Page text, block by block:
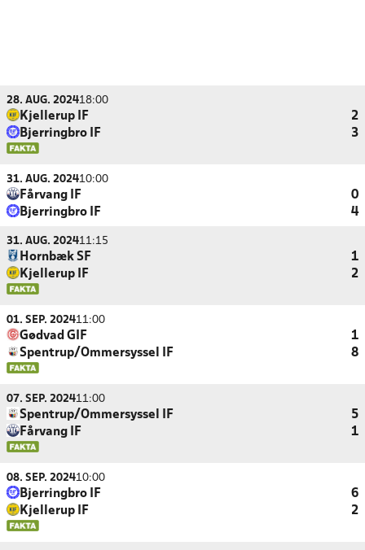
28. AUG. 202418:00
Kjellerup IF
2
Bjerringbro IF
3
31. AUG. 202410:00
Fårvang IF
0
Bjerringbro IF
4
31. AUG. 202411:15
Hornbæk SF
1
Kjellerup IF
2
01. SEP. 202411:00
Gødvad GIF
1
Spentrup/Ommersyssel IF
8
07. SEP. 202411:00
Spentrup/Ommersyssel IF
5
Fårvang IF
1
08. SEP. 202410:00
Bjerringbro IF
6
Kjellerup IF
2